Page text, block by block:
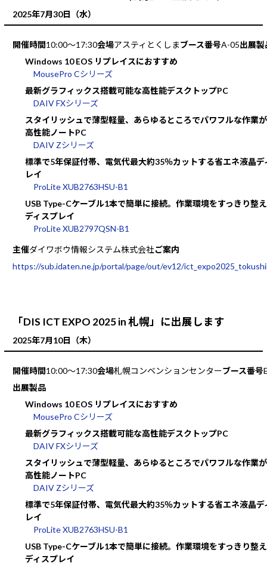
2025年7月30日（水）
開催時間10:00～17:30会場アスティとくしまブース番号A-05出展製
Windows 10 EOS リプレイスにおすすめ
MousePro Cシリーズ
最新グラフィックス搭載可能な高性能デスクトップPC
DAIV FXシリーズ
スタイリッシュで薄型軽量、あらゆるところでパワフルな作業
高性能ノートPC
DAIV Zシリーズ
標準で5年保証付帯、電気代最大約35％カットする省エネ液晶デ
レイ
ProLite XUB2763HSU-B1
USB Type-Cケーブル1本で簡単に接続。作業環境をすっきり整
ディスプレイ
ProLite XUB2797QSN-B1
主催ダイワボウ情報システム株式会社ご案内
https://sub.idaten.ne.jp/portal/page/out/ev12/
「DIS ICT EXPO 2025 in 札幌」に出展します
2025年7月10日（木）
開催時間10:00～17:30会場札幌コンベンションセンターブース番号
出展製品
Windows 10 EOS リプレイスにおすすめ
MousePro Cシリーズ
最新グラフィックス搭載可能な高性能デスクトップPC
DAIV FXシリーズ
スタイリッシュで薄型軽量、あらゆるところでパワフルな作業
高性能ノートPC
DAIV Zシリーズ
標準で5年保証付帯、電気代最大約35％カットする省エネ液晶デ
レイ
ProLite XUB2763HSU-B1
USB Type-Cケーブル1本で簡単に接続。作業環境をすっきり整
ディスプレイ